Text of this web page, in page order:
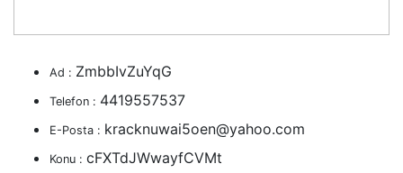
Ad : ZmbbIvZuYqG
Telefon : 4419557537
E-Posta : kracknuwai5oen@yahoo.com
Konu : cFXTdJWwayfCVMt